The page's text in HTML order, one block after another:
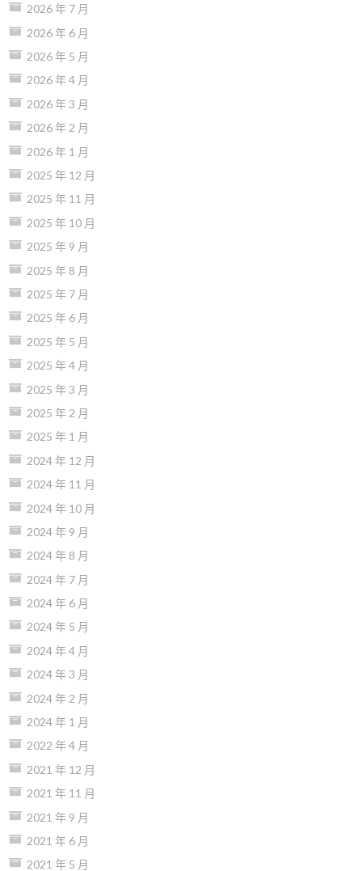
2026 年 7 月
2026 年 6 月
2026 年 5 月
2026 年 4 月
2026 年 3 月
2026 年 2 月
2026 年 1 月
2025 年 12 月
2025 年 11 月
2025 年 10 月
2025 年 9 月
2025 年 8 月
2025 年 7 月
2025 年 6 月
2025 年 5 月
2025 年 4 月
2025 年 3 月
2025 年 2 月
2025 年 1 月
2024 年 12 月
2024 年 11 月
2024 年 10 月
2024 年 9 月
2024 年 8 月
2024 年 7 月
2024 年 6 月
2024 年 5 月
2024 年 4 月
2024 年 3 月
2024 年 2 月
2024 年 1 月
2022 年 4 月
2021 年 12 月
2021 年 11 月
2021 年 9 月
2021 年 6 月
2021 年 5 月